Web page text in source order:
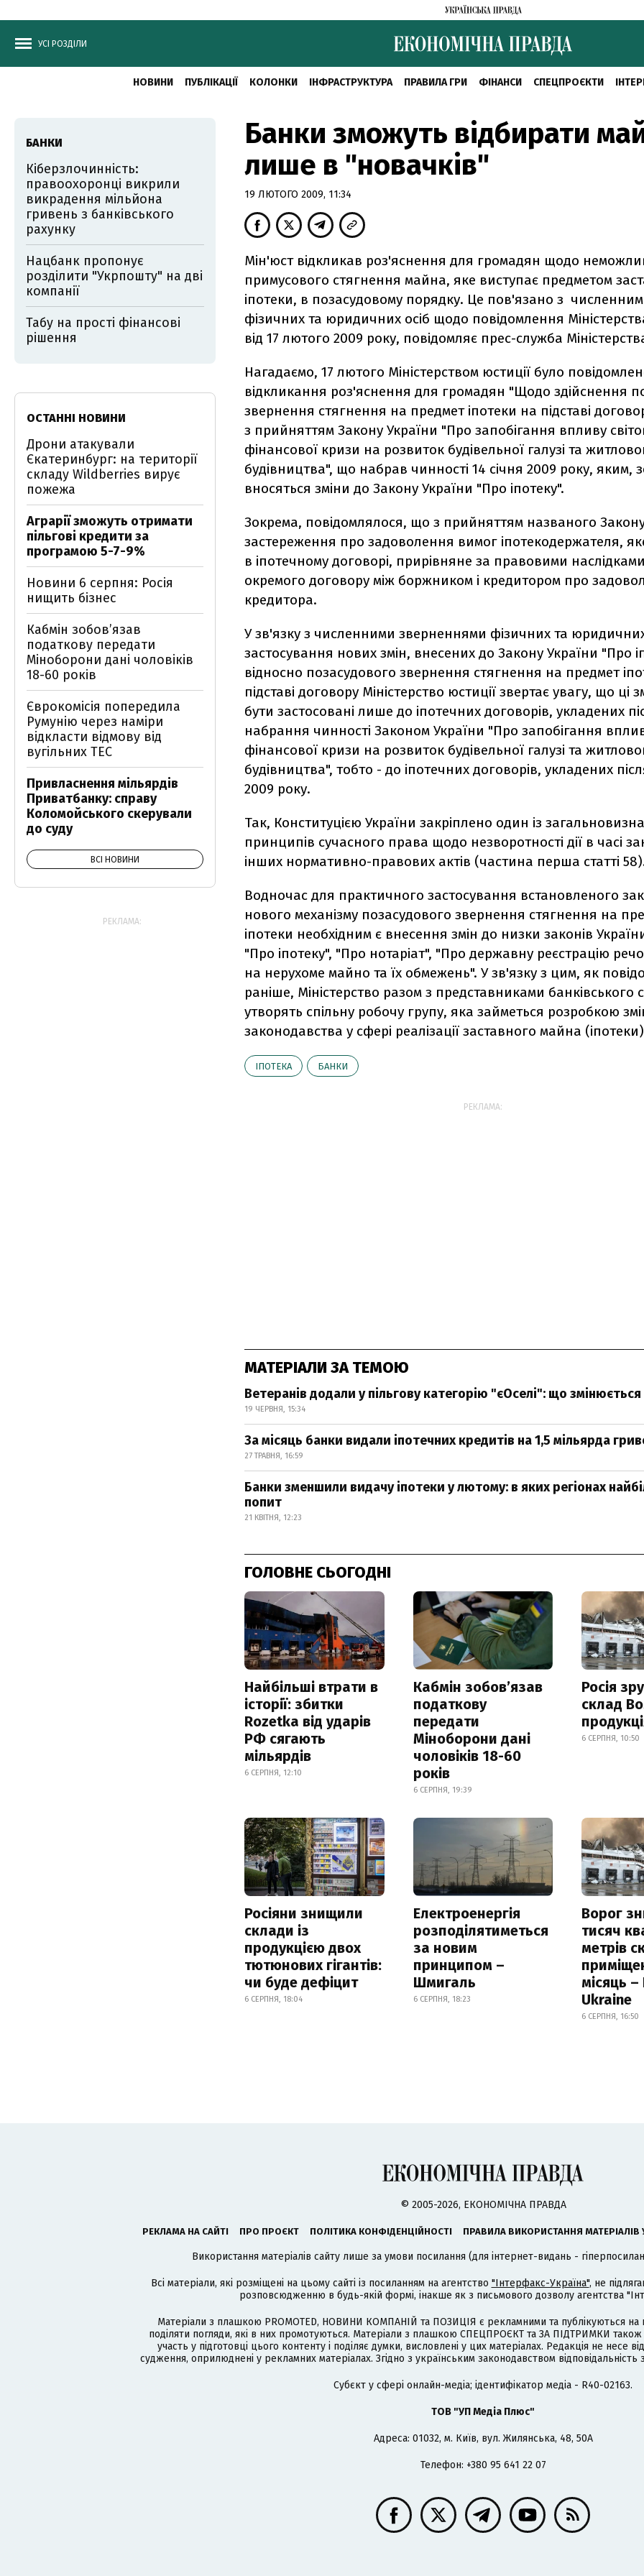
УСІ РОЗДІЛИ
НОВИНИ ПУБЛІКАЦІЇ КОЛОНКИ ІНФРАСТРУКТУРА ПРАВИЛА ГРИ ФІНАНСИ СПЕЦПРОЄКТИ
Банки зможуть відбирати
лише в "новачків"
19 ЛЮТОГО 2009, 11:34
Мін'юст відкликав роз'яснення для громадян щодо
примусового стягнення майна, яке виступає предметом
іпотеки, в позасудовому порядку. Це пов'язано з
фізичних та юридичних осіб щодо повідомлення
від 17 лютого 2009 року, повідомляє прес-служба
Нагадаємо, 17 лютого Міністерством юстиції було
відкликання роз'яснення для громадян "Щодо здійснення
звернення стягнення на предмет іпотеки на підставі
з прийняттям Закону України "Про запобігання впливу
фінансової кризи на розвиток будівельної галузі та
будівництва", що набрав чинності 14 січня 2009 року, яким,
вносяться зміни до Закону України "Про іпотеку".
Зокрема, повідомлялося, що з прийняттям названого
застереження про задоволення вимог іпотекодержателя,
в іпотечному договорі, прирівняне за правовими
окремого договору між боржником і кредитором про
кредитора.
У зв'язку з численними зверненнями фізичних та
застосування нових змін, внесених до Закону України "Про
відносно позасудового звернення стягнення на предмет
підставі договору Міністерство юстиції звертає увагу, що ці
бути застосовані лише до іпотечних договорів, укладених
набрання чинності Законом України "Про запобігання
фінансової кризи на розвиток будівельної галузі та
будівництва", тобто - до іпотечних договорів, укладених
2009 року.
Так, Конституцією України закріплено один із
принципів сучасного права щодо незворотності дії в часі
інших нормативно-правових актів (частина перша статті
Водночас для практичного застосування встановленого
нового механізму позасудового звернення стягнення на
іпотеки необхідним є внесення змін до низки законів
"Про іпотеку", "Про нотаріат", "Про державну реєстрацію
на нерухоме майно та їх обмежень". У зв'язку з цим, як
раніше, Міністерство разом з представниками банківського
утворять спільну робочу групу, яка займеться розробкою
законодавства у сфері реалізації заставного майна
ІПОТЕКА БАНКИ
РЕКЛАМА:
МАТЕРІАЛИ ЗА ТЕМОЮ
Ветеранів додали у пільгову категорію "єОселі": що змінюється
19 ЧЕРВНЯ, 15:34
За місяць банки видали іпотечних кредитів на 1,5 мільярда
27 ТРАВНЯ, 16:59
Банки зменшили видачу іпотеки у лютому: в яких регіонах
попит
21 КВІТНЯ, 12:23
ГОЛОВНЕ СЬОГОДНІ
Найбільші втрати в
історії: збитки
Rozetka від ударів
РФ сягають
мільярдів
6 СЕРПНЯ, 12:10
Кабмін зобовʼязав
податкову
передати
Міноборони дані
чоловіків 18-60
років
6 СЕРПНЯ, 19:39
Росія
склад
6 СЕРПНЯ, 10:50
Росіяни знищили
склади із
продукцією двох
тютюнових гігантів:
чи буде дефіцит
6 СЕРПНЯ, 18:04
Електроенергія
розподілятиметься
за новим
принципом –
Шмигаль
6 СЕРПНЯ, 18:23
Ворог
тисяч
метрів
місяць –
Ukraine
6 СЕРПНЯ, 16:50
БАНКИ
Кіберзлочинність:
правоохоронці викрили
викрадення мільйона
гривень з банківського
рахунку
Нацбанк пропонує
розділити "Укрпошту" на дві
компанії
Табу на прості фінансові
рішення
ОСТАННІ НОВИНИ
Дрони атакували
Єкатеринбург: на території
складу Wildberries вирує
пожежа
Аграрії зможуть отримати
пільгові кредити за
програмою 5-7-9%
Новини 6 серпня: Росія
нищить бізнес
Кабмін зобовʼязав
податкову передати
Міноборони дані чоловіків
18-60 років
Єврокомісія попередила
Румунію через наміри
відкласти відмову від
вугільних ТЕС
Привласнення мільярдів
Приватбанку: справу
Коломойського скерували
до суду
ВСІ НОВИНИ
РЕКЛАМА:
© 2005-2026, ЕКОНОМІЧНА ПРАВДА
РЕКЛАМА НА САЙТІ ПРО ПРОЄКТ ПОЛІТИКА КОНФІДЕНЦІЙНОСТІ ПРАВИЛА ВИКОРИСТАННЯ МАТЕРІАЛІВ
Використання матеріалів сайту лише за умови посилання (для інтернет-видань -
Всі матеріали, які розміщені на цьому сайті із посиланням на агентство "Інтерфакс-Україна", не
розповсюдженню в будь-якій формі, інакше як з письмового дозволу агентства
Матеріали з плашкою PROMOTED, НОВИНИ КОМПАНІЙ та ПОЗИЦІЯ є рекламними та публікуються на
поділяти погляди, які в них промотуються. Матеріали з плашкою СПЕЦПРОЄКТ та ЗА ПІДТРИМКИ
участь у підготовці цього контенту і поділяє думки, висловлені у цих матеріалах. Редакція не несе
судження, оприлюднені у рекламних матеріалах. Згідно з українським законодавством
Cубєкт у сфері онлайн-медіа; ідентифікатор медіа - R40-02163.
ТОВ "УП Медіа Плюс"
Адреса: 01032, м. Київ, вул. Жилянська, 48, 50А
Телефон: +380 95 641 22 07